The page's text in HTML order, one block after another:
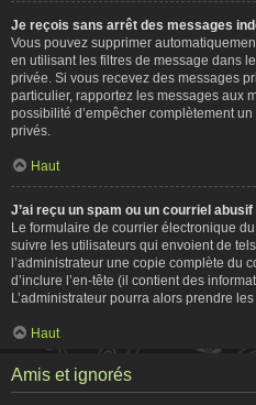
Je reçois sans arrêt des messages
Vous pouvez supprimer
en utilisant les filtres de message dans
privée. Si vous recevez des messages
particulier, rapportez les messages aux
possibilité d’empêcher complètement
privés.
Haut
J’ai reçu un spam ou un courriel
Le formulaire de courrier électronique
suivre les utilisateurs qui envoient de
l’administrateur une copie complète du
d’inclure l’en-tête (il contient des
L’administrateur pourra alors prendre
Haut
Amis et ignorés